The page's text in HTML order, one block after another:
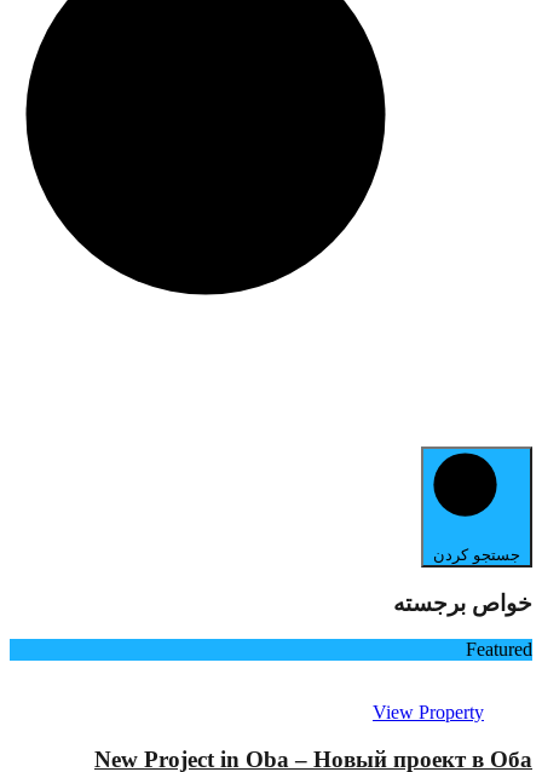
جستجو کردن
خواص برجسته
Featured
View Property
New Project in Oba – Новый проект в Оба